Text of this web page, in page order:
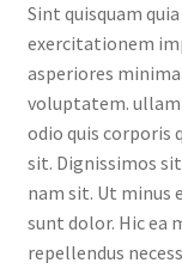
Sint quisquam
exercitationem
asperiores
voluptatem.
odio quis corporis
sit. Dignissimos
nam sit. Ut minus
sunt dolor. Hic ea
repellendus